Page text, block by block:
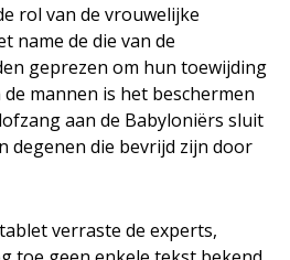
rol van de vrouwelijke
name de die van de
geprezen om hun toewijding
mannen is het beschermen
aan de Babyloniërs sluit
degenen die bevrijd zijn door
verraste de experts,